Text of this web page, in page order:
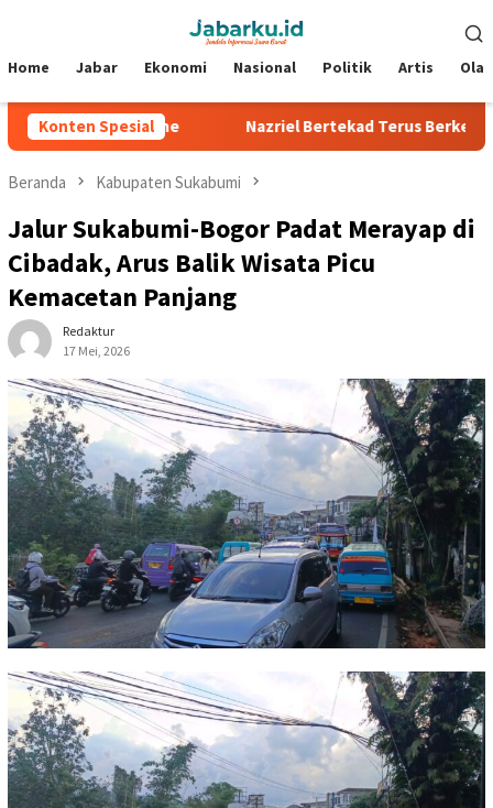
Mobile
Home Jabar Ekonomi Nasional Politik Artis
Konten Spesial
di Silverstone Nazriel Bertekad Terus Berkembang,
Beranda Kabupaten Sukabumi
Jalur Sukabumi-Bogor Padat Merayap di
Cibadak, Arus Balik Wisata Picu
Kemacetan Panjang
Redaktur
17 Mei, 2026